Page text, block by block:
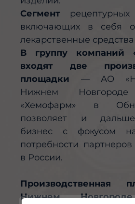
Сегмент рецептурных
включающих в себя
лекарственные
В группу компаний
входят две
площадки — АО
Нижнем
«Хемофарм» в
позволяет и
бизнес с фокусом
потребности
в России.
Производственная
Нижнем